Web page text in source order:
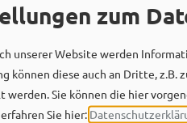
zum
unserer Website werden
können diese auch an Dritte, z.B.
Sie können die hier
Sie hier: